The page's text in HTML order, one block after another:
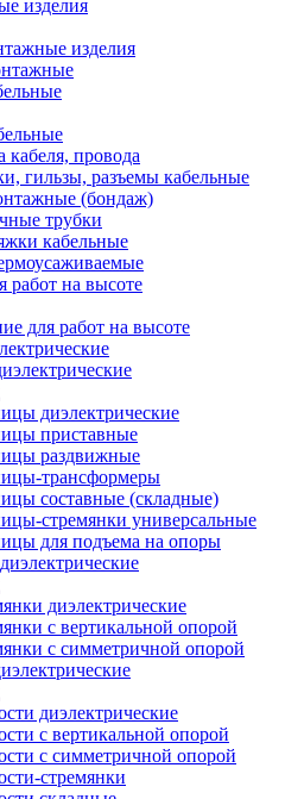
изделия
изделия
провода
гильзы, разъемы кабельные
(бондаж)
трубки
кабельные
работ на высоте
для работ на высоте
диэлектрические
приставные
раздвижные
трансформеры
составные (складные)
стремянки универсальные
для подъема на опоры
диэлектрические
с вертикальной опорой
с симметричной опорой
диэлектрические
с вертикальной опорой
с симметричной опорой
стремянки